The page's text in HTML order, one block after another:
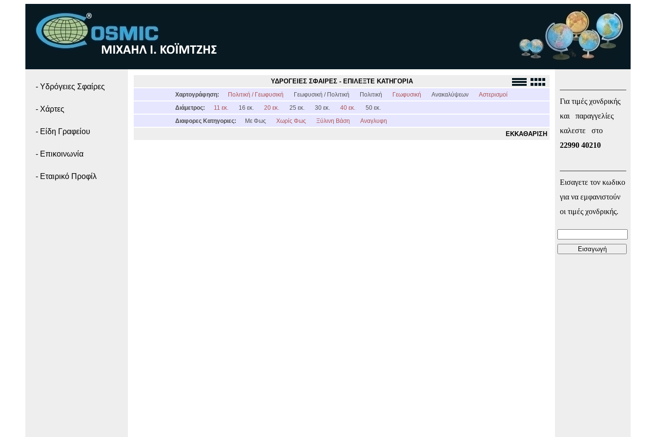
- Yδρόγειες Σφαίρες
- Χάρτες
- Είδη Γραφείου
- Επικοινωνία
- Εταιρικό Προφίλ
ΥΔΡΟΓΕΙΕΣ ΣΦΑΙΡΕΣ - ΕΠΙΛΕΞΤΕ ΚΑΤΗΓΟΡΙΑ
Χαρτογράφηση: Πολιτική / Γεωφυσική Γεωφυσική / Πολιτική Πολιτική Γεωφυσική Ανακαλύψεων
Αστερισμοί
Διάμετρος:
11 εκ. 16 εκ. 20 εκ. 25 εκ. 30 εκ. 40 εκ.
50 εκ.
Διαφορες Κατηγοριες:
Με Φως Χωρίς Φως Ξύλινη Βάση Αναγλυφη
ΕΚΚΑΘΑΡΙΣΗ
Για τιμές χονδρικής
και παραγγελίες
καλεστε στο
22990 40210
Εισαγετε τον κωδικο
για να εμφανιστούν
οι τιμές χονδρικής.